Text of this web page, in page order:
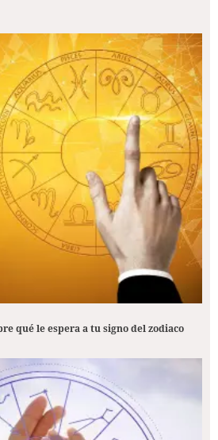
qué le espera a tu signo del zodiaco